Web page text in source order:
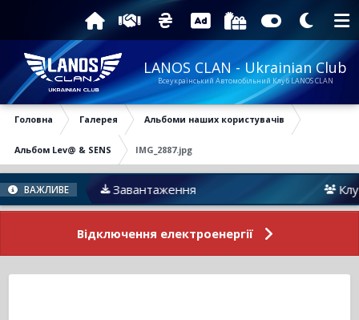
LANOS CLAN - Ukrainian Club
Всеукраїнський Автомобільний Клуб LANOS CLAN
Головна Галерея Альбоми наших користувачів
Альбом Lev@ & SENS IMG_2887.jpg
ВАЖЛИВЕ Завантаження Клуб
Відключення електроенергії